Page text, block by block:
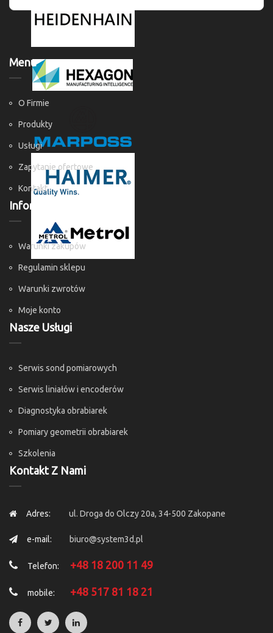
Menu
O Firmie
Produkty
Usługi
Zapytanie ofertowe
Kontakt
Informacje
Warunki zakupów
Regulamin sklepu
Warunki zwrotów
Moje konto
Nasze Usługi
Serwis sond pomiarowych
Serwis liniałów i encoderów
Diagnostyka obrabiarek
Pomiary geometrii obrabiarek
Szkolenia
Kontakt Z Nami
Adres: ul. Droga do Olczy 20a, 34-500 Zakopane
e-mail: biuro@system3d.pl
Telefon: +48 18 200 11 49
mobile: +48 517 81 18 21